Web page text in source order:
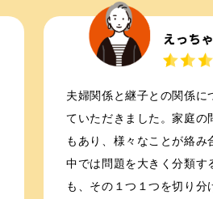
夫婦関係と継子との関係に
ていただきました。家庭の
もあり、様々なことが絡み
中では問題を大きく分類す
も、その１つ１つを切り分